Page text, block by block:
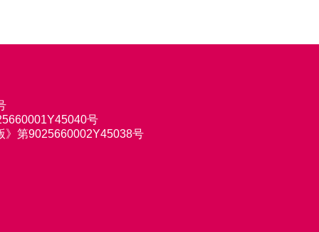
号
第9025660002Y45038号